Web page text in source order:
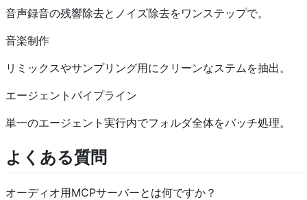
音声録音の残響除去とノイズ除去をワンステップで。
音楽制作
リミックスやサンプリング用にクリーンなステムを抽出。
エージェントパイプライン
単一のエージェント実行内でフォルダ全体をバッチ処理。
よくある質問
オーディオ用MCPサーバーとは何ですか？